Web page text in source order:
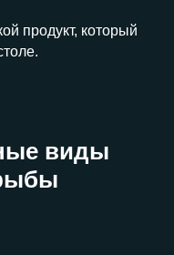
продукт, который
виды